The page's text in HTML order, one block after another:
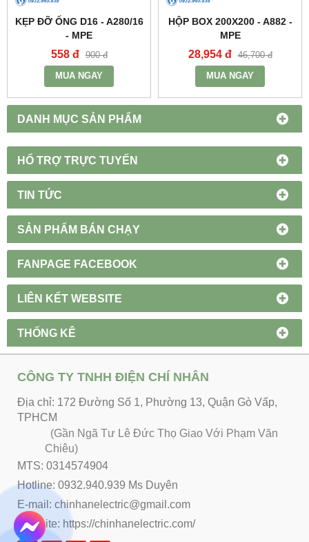
DANH MỤC SẢN PHẨM
HỔ TRỢ TRỰC TUYẾN
TIN TỨC
SẢN PHẨM BÁN CHẠY
FANPAGE FACEBOOK
LIÊN KẾT WEBSITE
THỐNG KÊ
KẸP ĐỠ ỐNG D16 - A280/16
- MPE
558 đ 900 đ
MUA NGAY
HỘP BOX 200X200 - A882 -
MPE
28,954 đ 46,700 đ
MUA NGAY
CÔNG TY TNHH ĐIỆN CHÍ NHÂN
Địa chỉ: 172 Đường Số 1, Phường 13, Quận Gò Vấp,
TPHCM
(Gần Ngã Tư Lê Đức Thọ Giao Với Phạm Văn
Chiêu)
MTS: 0314574904
Hotline: 0932.940.939 Ms Duyên
E-mail: chinhanelectric@gmail.com
Website: https://chinhanelectric.com/